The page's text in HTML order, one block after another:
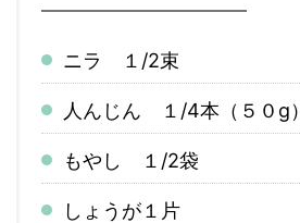
ニラ １/2束
人んじん １/4本（５０g）
もやし １/2袋
しょうが１片